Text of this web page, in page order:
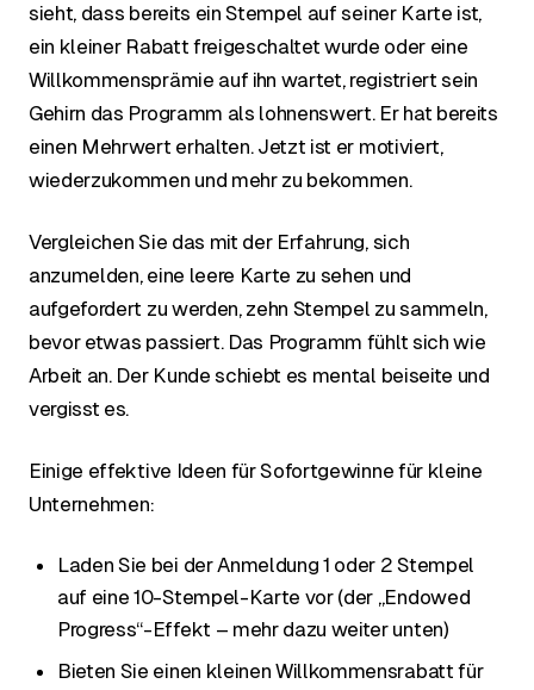
sieht, dass bereits ein Stempel auf seiner Karte ist,
ein kleiner Rabatt freigeschaltet wurde oder eine
Willkommensprämie auf ihn wartet, registriert sein
Gehirn das Programm als lohnenswert. Er hat bereits
einen Mehrwert erhalten. Jetzt ist er motiviert,
wiederzukommen und mehr zu bekommen.
Vergleichen Sie das mit der Erfahrung, sich
anzumelden, eine leere Karte zu sehen und
aufgefordert zu werden, zehn Stempel zu sammeln,
bevor etwas passiert. Das Programm fühlt sich wie
Arbeit an. Der Kunde schiebt es mental beiseite und
vergisst es.
Einige effektive Ideen für Sofortgewinne für kleine
Unternehmen:
Laden Sie bei der Anmeldung 1 oder 2 Stempel
auf eine 10-Stempel-Karte vor (der „Endowed
Progress“-Effekt – mehr dazu weiter unten)
Bieten Sie einen kleinen Willkommensrabatt für